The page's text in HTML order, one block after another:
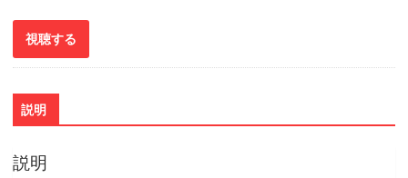
説明
説明